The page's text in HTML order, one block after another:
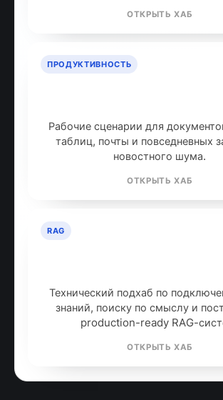
ОТКРЫТЬ ХАБ
ПРОДУКТИВНОСТЬ
Рабочие сценарии для
таблиц, почты и повседневных
новостного шума.
ОТКРЫТЬ ХАБ
RAG
Технический подхаб по
знаний, поиску по смыслу и
production-ready RAG-
ОТКРЫТЬ ХАБ